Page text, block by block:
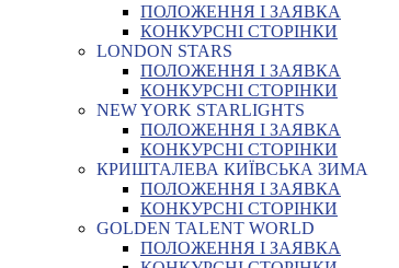
ПОЛОЖЕННЯ І ЗАЯВКА
КОНКУРСНІ СТОРІНКИ
LONDON STARS
ПОЛОЖЕННЯ І ЗАЯВКА
КОНКУРСНІ СТОРІНКИ
NEW YORK STARLIGHTS
ПОЛОЖЕННЯ І ЗАЯВКА
КОНКУРСНІ СТОРІНКИ
КРИШТАЛЕВА КИЇВСЬКА ЗИМА
ПОЛОЖЕННЯ І ЗАЯВКА
КОНКУРСНІ СТОРІНКИ
GOLDEN TALENT WORLD
ПОЛОЖЕННЯ І ЗАЯВКА